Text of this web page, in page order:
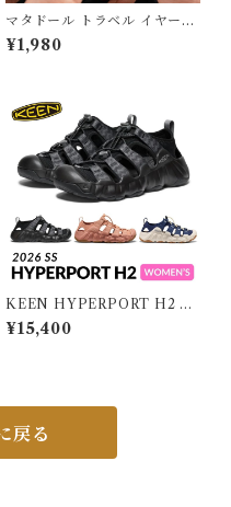
マタドール トラベル イヤープ
ラグス
¥1,980
KEEN HYPERPORT H2 W
OMEN キーン ハイパーポー
ト エイチツー ウィメンズ
¥15,400
戻る